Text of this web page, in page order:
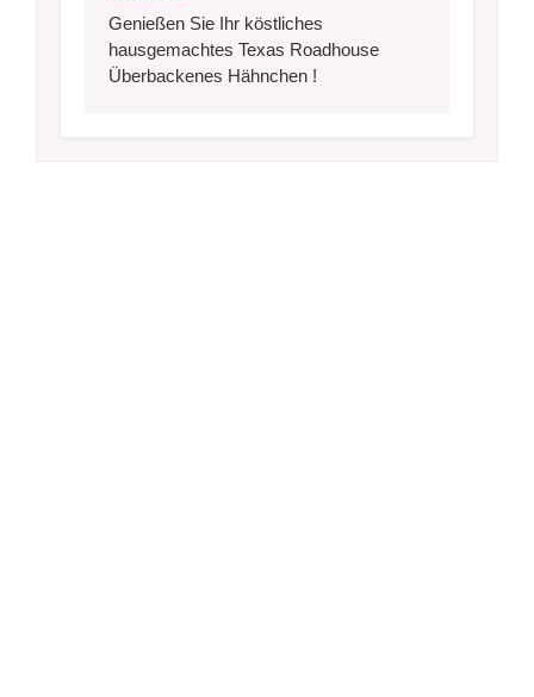
Genießen Sie Ihr köstliches
hausgemachtes Texas Roadhouse
Überbackenes Hähnchen !